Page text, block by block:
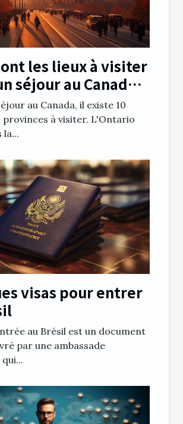
les lieux à visiter
séjour au Canada
?
au Canada, il existe 10
provinces à visiter. L'Ontario
la...
visas pour entrer
au Brésil est un document
par une ambassade